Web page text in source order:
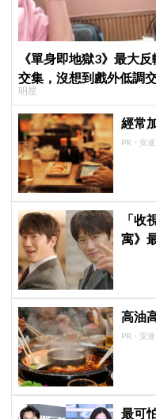
《單身即地獄3》最大
交集，沒想到戲外低調
明星
經常
PR・安
「收
寓》
高油
PR・安
最可